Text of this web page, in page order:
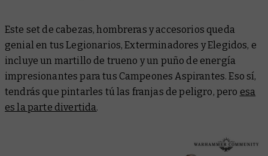
Este set de cabezas, hombreras y accesorios queda
genial en tus Legionarios, Exterminadores y Elegidos, e
incluye un martillo de trueno y un puño de energía
impresionantes para tus Campeones Aspirantes. Eso sí,
tendrás que pintarles tú las franjas de peligro, pero esa
es la parte divertida.